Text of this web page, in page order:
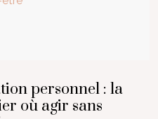
personnel : la
où agir sans